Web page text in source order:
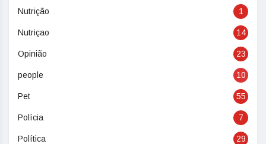
Nutrição 1
Nutriçao 14
Opinião 23
people 10
Pet 55
Polícia 7
Política 29